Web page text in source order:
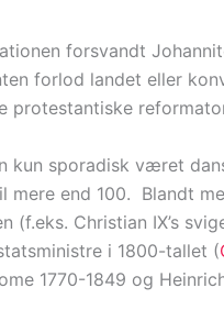
forsvandt
forlod landet eller
protestantiske
kun sporadisk været
mere end 100. Blandt
(f.eks. Christian IX’s
i 1800-tallet (
1770-1849 og